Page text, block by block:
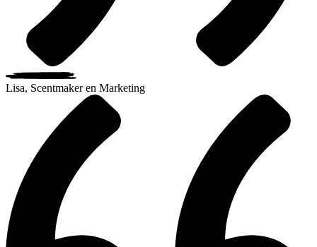
Lisa, Scentmaker en Marketing